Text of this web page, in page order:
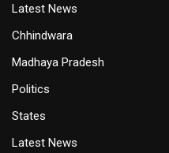
Latest News
Chhindwara
Madhaya Pradesh
Politics
States
Latest News